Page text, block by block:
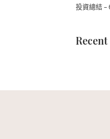
投資總結 –